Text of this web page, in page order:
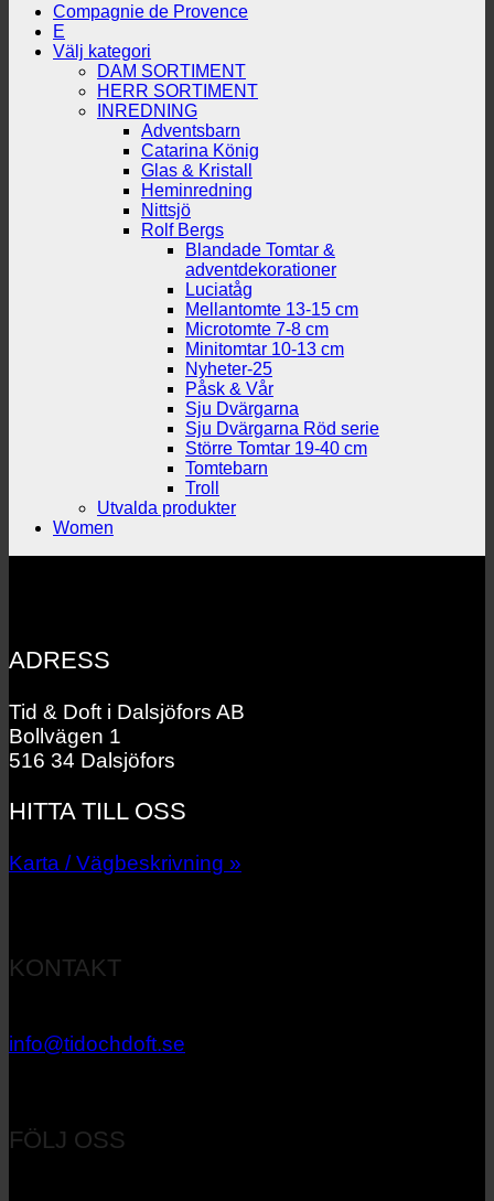
Compagnie de Provence
E
Välj kategori
DAM SORTIMENT
HERR SORTIMENT
INREDNING
Adventsbarn
Catarina König
Glas & Kristall
Heminredning
Nittsjö
Rolf Bergs
Blandade Tomtar &
adventdekorationer
Luciatåg
Mellantomte 13-15 cm
Microtomte 7-8 cm
Minitomtar 10-13 cm
Nyheter-25
Påsk & Vår
Sju Dvärgarna
Sju Dvärgarna Röd serie
Större Tomtar 19-40 cm
Tomtebarn
Troll
Utvalda produkter
Women
ADRESS
Tid & Doft i Dalsjöfors AB
Bollvägen 1
516 34 Dalsjöfors
HITTA TILL OSS
Karta / Vägbeskrivning »
KONTAKT
info@tidochdoft.se
FÖLJ OSS